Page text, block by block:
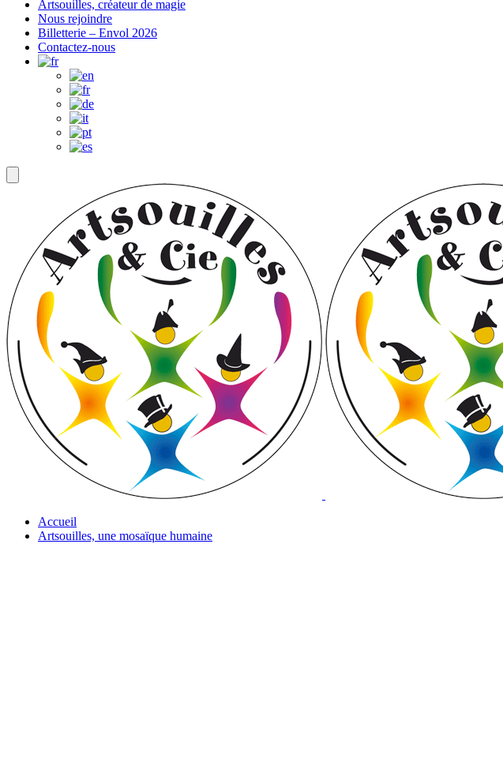
Artsouilles, créateur de magie
Nous rejoindre
Billetterie – Envol 2026
Contactez-nous
Accueil
Artsouilles, une mosaïque humaine